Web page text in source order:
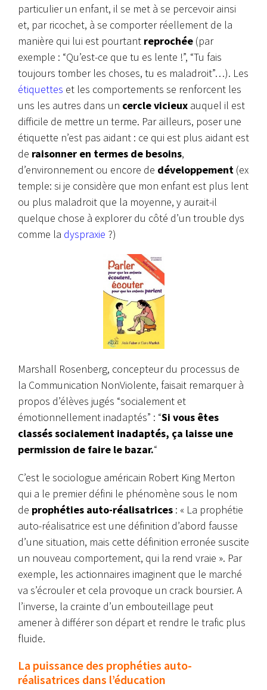
particulier un enfant, il se met à se percevoir ainsi
et, par ricochet, à se comporter réellement de la
manière qui lui est pourtant reprochée (par
exemple : “Qu’est-ce que tu es lente !”, “Tu fais
toujours tomber les choses, tu es maladroit”…). Les
étiquettes et les comportements se renforcent les
uns les autres dans un cercle vicieux auquel il est
difficile de mettre un terme. Par ailleurs, poser une
étiquette n’est pas aidant : ce qui est plus aidant est
de raisonner en termes de besoins,
d’environnement ou encore de développement (ex
temple: si je considère que mon enfant est plus lent
ou plus maladroit que la moyenne, y aurait-il
quelque chose à explorer du côté d’un trouble dys
comme la dyspraxie ?)
Marshall Rosenberg, concepteur du processus de
la Communication NonViolente, faisait remarquer à
propos d’élèves jugés “socialement et
émotionnellement inadaptés” : “Si vous êtes
classés socialement inadaptés, ça laisse une
permission de faire le bazar.“
C’est le sociologue américain Robert King Merton
qui a le premier défini le phénomène sous le nom
de prophéties auto-réalisatrices : « La prophétie
auto-réalisatrice est une définition d’abord fausse
d’une situation, mais cette définition erronée suscite
un nouveau comportement, qui la rend vraie ». Par
exemple, les actionnaires imaginent que le marché
va s’écrouler et cela provoque un crack boursier. A
l’inverse, la crainte d’un embouteillage peut
amener à différer son départ et rendre le trafic plus
fluide.
La puissance des prophéties auto-
réalisatrices dans l’éducation